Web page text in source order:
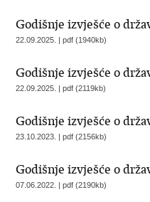
Godišnje izvješće o
22.09.2025. | pdf (1940kb)
Godišnje izvješće o
22.09.2025. | pdf (2119kb)
Godišnje izvješće o
23.10.2023. | pdf (2156kb)
Godišnje izvješće o
07.06.2022. | pdf (2190kb)